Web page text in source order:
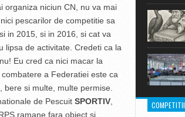
organiza niciun CN, nu va mai
pescarilor de competitie sa
in 2015, si in 2016, si cat va
lipsa de activitate. Credeti ca la
Eu cred ca nici macar la
a Federatiei este ca
si multe, multe permise.
de Pescuit SPORTIV,
ramane fara obiect si
COMPETITII